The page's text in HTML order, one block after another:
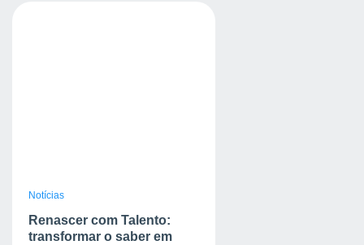
Notícias
Renascer com Talento:
transformar o saber em